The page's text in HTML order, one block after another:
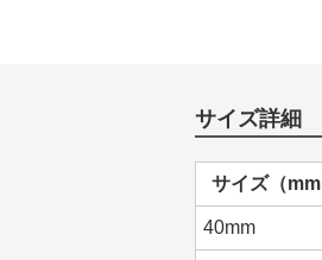
サイズ詳細
サイズ（mm
40mm